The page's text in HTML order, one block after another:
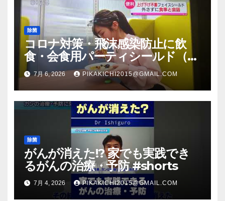
除菌
コロナ対策・飛沫感染防止に飲
食・会食用パーティシールド（マ
スク会食代替品）ＦＢＣ福井放送
のＴＶ番組での紹介映像
7月 6, 2026 PIKAKICHI2015@GMAIL.COM
除菌
がんが消えた!? 家でも実践でき
るがんの治療・予防 #shorts
7月 4, 2026 PIKAKICHI2015@GMAIL.COM